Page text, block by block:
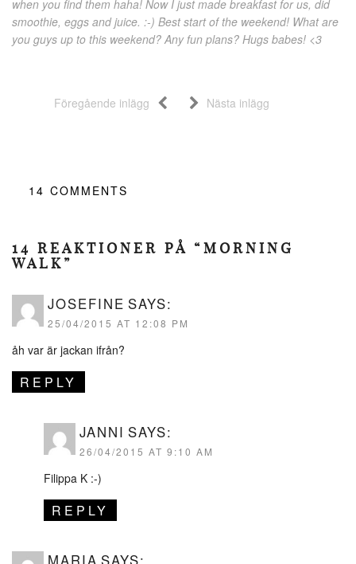
when you find them haha! Now I just made breakfast for us, did
smoothie, eggs and juice. :-) Best start of the weekend! What are
you guys up to this weekend? Any fun plans? Hugs babes! <3
Föregående inlägg Nästa inlägg
14 COMMENTS
14 REAKTIONER PÅ “MORNING
WALK”
JOSEFINE SAYS:
25/04/2015 AT 12:08 PM
åh var är jackan ifrån?
REPLY
JANNI SAYS:
26/04/2015 AT 9:10 AM
Filippa K :-)
REPLY